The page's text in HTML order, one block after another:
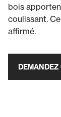
bois
coulissant.
affirmé.